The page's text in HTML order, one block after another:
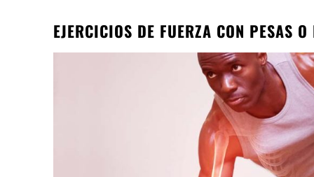
EJERCICIOS DE FUERZA CON PESAS